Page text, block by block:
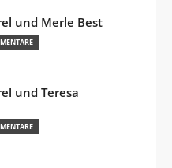
und Merle Best
und Teresa